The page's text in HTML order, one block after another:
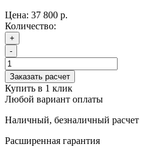
Цена: 37 800 р.
Количество:
+
-
Заказать расчет
Купить в 1 клик
Любой вариант оплаты
Наличный, безналичный расчет
Расширенная гарантия